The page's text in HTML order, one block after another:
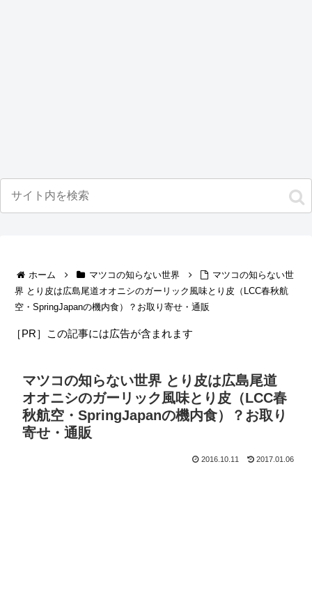
ホーム マツコの知らない世界
マツコの知らない世
界 とり皮は広島尾道オオニシのガーリック風味とり皮（LCC春秋航
空・SpringJapanの機内食）？お取り寄せ・通販
［PR］この記事には広告が含まれます
マツコの知らない世界 とり皮は広島尾道
オオニシのガーリック風味とり皮（LCC春
秋航空・SpringJapanの機内食）？お取り
寄せ・通販
2016.10.11 2017.01.06